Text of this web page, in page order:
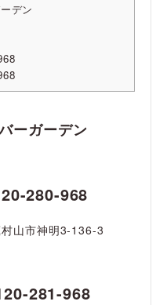
デン
ーガーデン
280-968
山市神明3-136-3
281-968